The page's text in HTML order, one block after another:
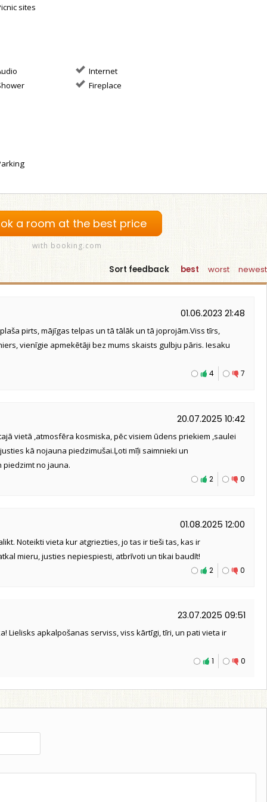
sites
Internet
Fireplace
a room at the best price
with booking.com
Sort feedback best worst newest
01.06.2023 21:48
pirts, mājīgas telpas un tā tālāk un tā joprojām.Viss tīrs,
vienīgie apmekētāji bez mums skaists gulbju pāris. Iesaku
7
4
20.07.2025 10:42
vietā ,atmosfēra kosmiska, pēc visiem ūdens priekiem ,saulei
kā nojauna piedzimušai.Ļoti mīļi saimnieki un
no jauna.
0
2
01.08.2025 12:00
Noteikti vieta kur atgriezties, jo tas ir tieši tas, kas ir
mieru, justies nepiespiesti, atbrīvoti un tikai baudīt!
0
2
23.07.2025 09:51
Lielisks apkalpošanas serviss, viss kārtīgi, tīri, un pati vieta ir
0
1